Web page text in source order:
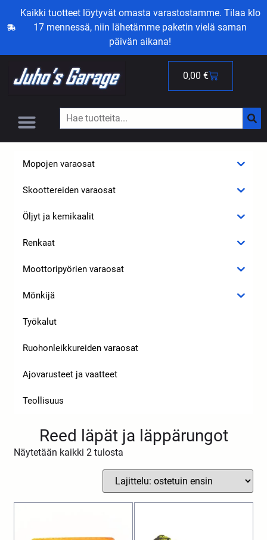
Kaikki tuotteet löytyvät omasta varastostamme. Tilaa klo
17 mennessä, niin lähetämme paketin vielä saman
päivän aikana!
0,00 €
Mopojen varaosat
Skoottereiden varaosat
Öljyt ja kemikaalit
Renkaat
Moottoripyörien varaosat
Mönkijä
Työkalut
Ruohonleikkureiden varaosat
Ajovarusteet ja vaatteet
Teollisuus
Reed läpät ja läppärungot
Näytetään kaikki 2 tulosta